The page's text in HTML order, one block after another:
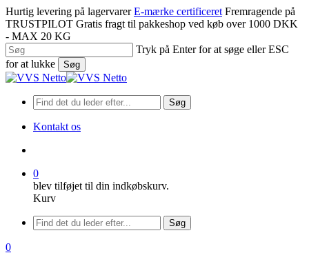
Spring
til
hovedindhold
Hurtig levering på lagervarer E-mærke certificeret Fremragende på
TRUSTPILOT Gratis fragt til pakkeshop ved køb over 1000 DKK
- MAX 20 KG
Tryk på Enter for at søge eller ESC
for at lukke
Søg
Luk
Søg
Kontakt os
0
blev tilføjet til din indkøbskurv.
Kurv
Menu
Søg
søge
0